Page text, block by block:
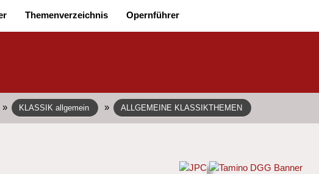
Themenverzeichnis Opernführer
» KLASSIK allgemein » ALLGEMEINE KLASSIKTHEMEN